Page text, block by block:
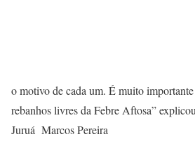
o motivo de cada um. É muito
rebanhos livres da Febre Aftosa”
Juruá Marcos Pereira